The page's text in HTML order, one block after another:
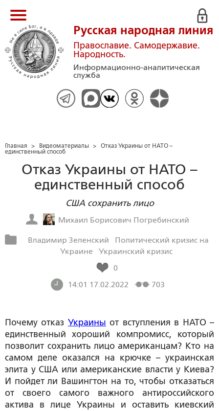
Русская народная линия
Православие. Самодержавие.
Народность.
Информационно-аналитическая
служба
Главная > Видеоматериалы > Отказ Украины от НАТО –
единственный способ
Отказ Украины от НАТО –
единственный способ
США сохранить лицо
Михаил Борисович Погребинский
Владимир Зеленский
Политический кризис на
Украине
Украинский кризис
0
14:01 17.02.2022
703
Почему отказ Украины от вступления в НАТО –
единственный хороший компромисс, который
позволит сохранить лицо американцам? Кто на
самом деле оказался на крючке – украинская
элита у США или американские власти у Киева?
И пойдет ли Вашингтон на то, чтобы отказаться
от своего самого важного антироссийского
актива в лице Украины и оставить киевский